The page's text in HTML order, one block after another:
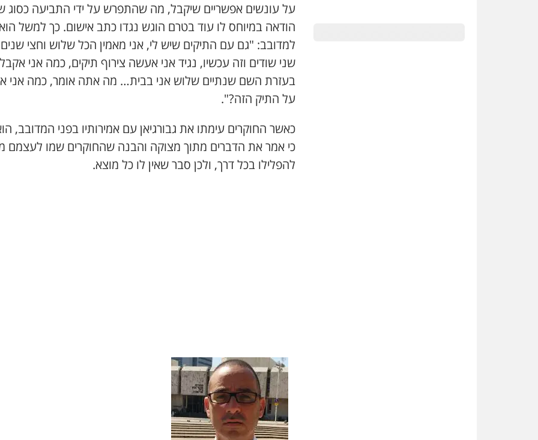
על עונשים אפשריים שיקבל, מה שהתפרש על ידי התביעה כסוג
הודאה במיוחס לו עוד בטרם הוגש נגדו כתב אישום. כך למשל
למדובב: "גם עם התיקים שיש לי, אני מאמין הכל שלוש וחצי
שני שודים וזה עכשיו, נגיד אני אעשה צירוף תיקים, כמה אני
בעזרת השם שנתיים שלוש אני בבית… מה אתה אומר, כמה אני
על התיק הזה?".
כאשר החוקרים עימתו את גבורגיאן עם אמירותיו בפני המדובב,
כי אמר את הדברים מתוך מצוקה והבנה שהחוקרים שמו לעצמם
להפלילו בכל דרך, ולכן סבר שאין לו כל מוצא.